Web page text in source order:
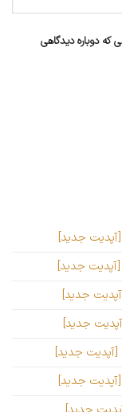
جدید]
جدید]
جدید]
جدید]
جدید]
جدید]
که دوباره دیدگاهی